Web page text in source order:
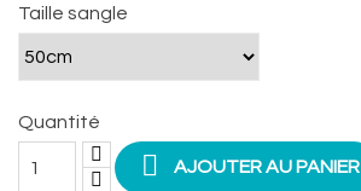
Taille sangle
Quantité
 AJOUTER AU PANIER